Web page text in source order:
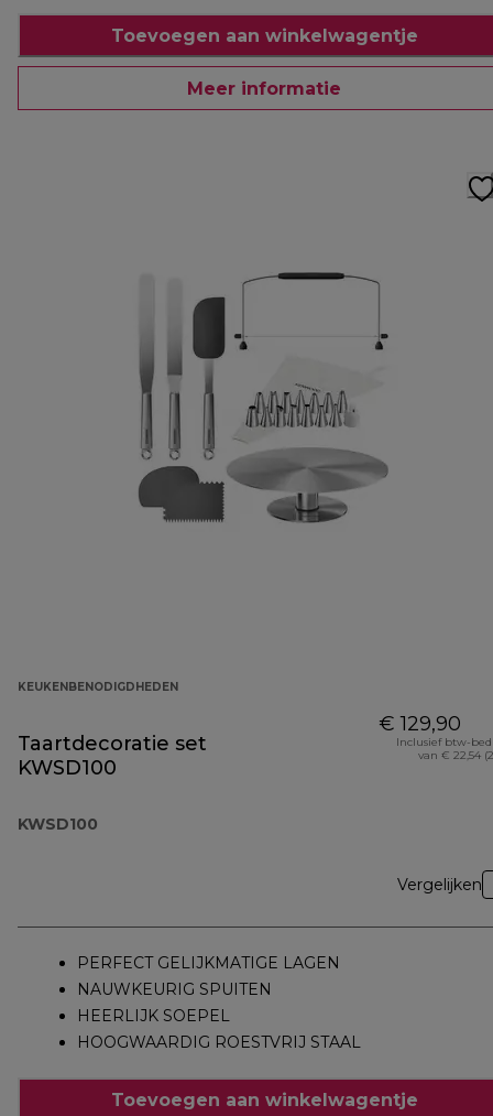
Toevoegen aan winkelwagentje
Meer informatie
KEUKENBENODIGDHEDEN
Taartdecoratie set
KWSD100
KWSD100
€ 129,90
Inclusief btw-
van € 22,54
Vergelijken
PERFECT GELIJKMATIGE LAGEN
NAUWKEURIG SPUITEN
HEERLIJK SOEPEL
HOOGWAARDIG ROESTVRIJ STAAL
Toevoegen aan winkelwagentje